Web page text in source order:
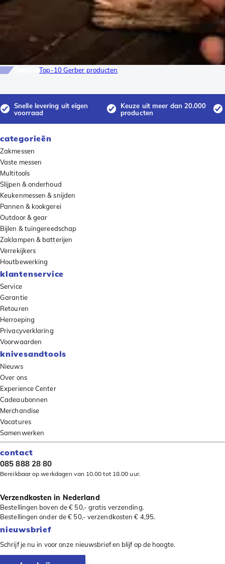
ToplijstTop-10 Gerber producten
Snelle levering uit eigen
voorraad
Keuze uit meer dan 20.000
producten
categorieën
Zakmessen
Vaste messen
Multitools
Slijpen & onderhoud
Keukenmessen & snijden
Pannen & kookgerei
Outdoor & gear
Bijlen & tuingereedschap
Zaklampen & batterijen
Verrekijkers
Houtbewerking
klantenservice
Service
Garantie
Retouren
Herroeping
Privacyverklaring
Voorwaarden
knivesandtools
Nieuws
Over ons
Experience Center
Cadeaubonnen
Merchandise
Vacatures
Samenwerken
contact
085 888 28 80
Bereikbaar op werkdagen van 10.00 tot 18.00 uur.
Verzendkosten in Nederland
Bestellingen boven de € 50,- gratis verzending.
Bestellingen onder de € 50,- verzendkosten € 4,95.
nieuwsbrief
Schrijf je nu in voor onze nieuwsbrief en blijf op de hoogte.